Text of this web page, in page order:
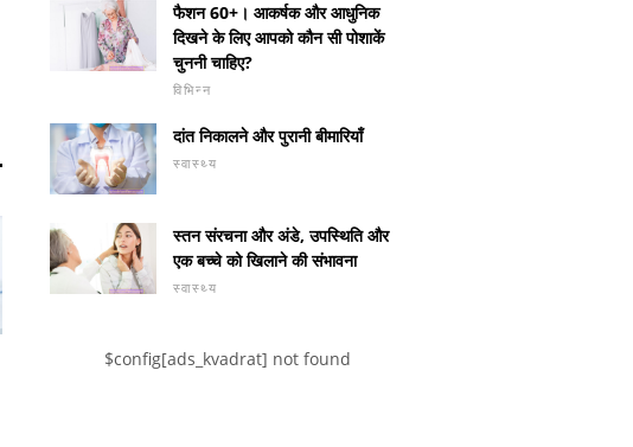
फैशन 60+। आकर्षक और आधुनिक
दिखने के लिए आपको कौन सी पोशाकें
चुननी चाहिए?
विभिन्न
दांत निकालने और पुरानी बीमारियाँ
स्वास्थ्य
स्तन संरचना और अंडे, उपस्थिति और
एक बच्चे को खिलाने की संभावना
स्वास्थ्य
$config[ads_kvadrat] not found